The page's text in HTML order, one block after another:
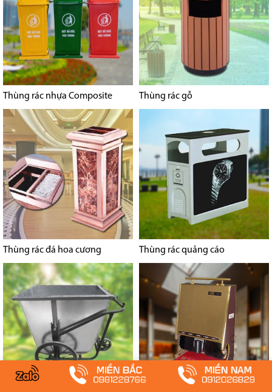
Thùng rác nhựa Composite Thùng rác gỗ
Thùng rác đá hoa cương Thùng rác quảng cáo